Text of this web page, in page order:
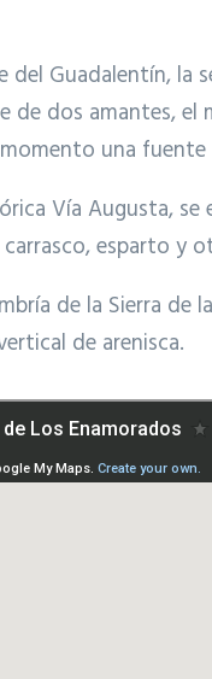
del Guadalentín,
de dos amantes,
una
Vía Augusta,
esparto
de la Sierra de
de arenisca.